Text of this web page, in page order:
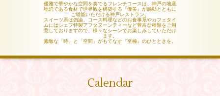
優雅で華やかな空間を奏でるフレンチコースは、神戸の地産
地消である食材で世界観を構築する『優美』が感動とともに
ご堪能いただける神戸レストラン。
スイーツ系は勿論、コース料理などのお食事系やカフェタイ
ムにはシェフ特製アフタヌーンティーなど豊富な種類をご用
意しておりますので、様々なシーンでお楽しみしていただけ
ます。
素敵な「時」と「空間」がもてなす『至極』のひとときを。
Calendar